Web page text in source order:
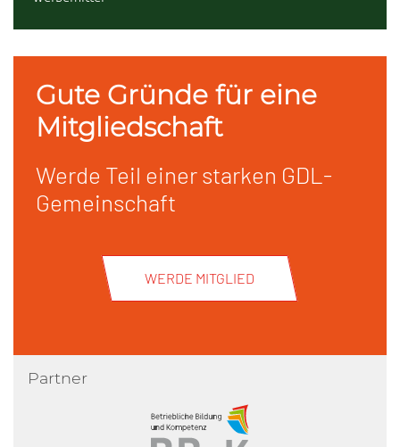
Gute Gründe für eine
Mitgliedschaft
Werde Teil einer starken GDL-
Gemeinschaft
WERDE MITGLIED
Partner